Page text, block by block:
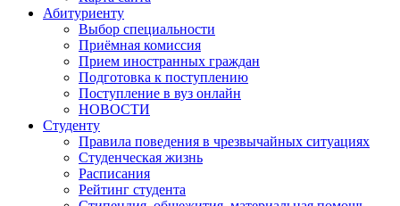
Абитуриенту
Выбор специальности
Приёмная комиссия
Прием иностранных граждан
Подготовка к поступлению
Поступление в вуз онлайн
НОВОСТИ
Студенту
Правила поведения в чрезвычайных ситуациях
Студенческая жизнь
Расписания
Рейтинг студента